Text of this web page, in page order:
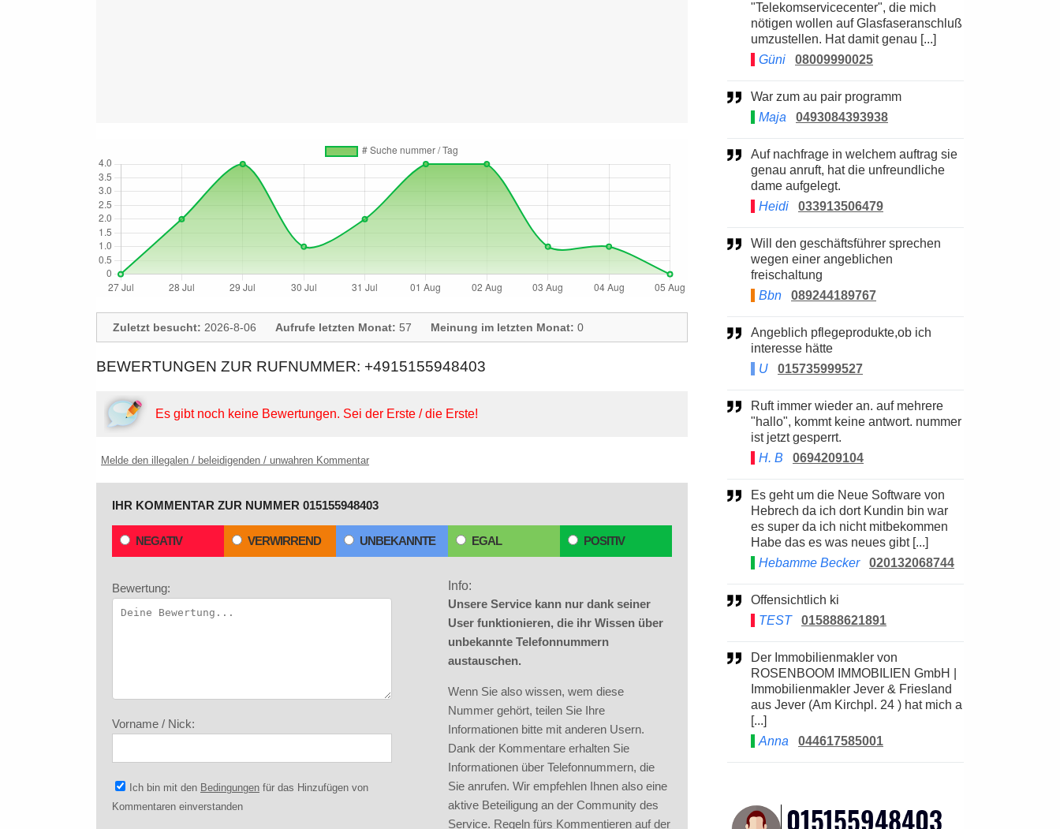
Zuletzt besucht: 2026-8-06 Aufrufe letzten Monat: 57 Meinung im letzten Monat: 0
BEWERTUNGEN ZUR RUFNUMMER: +4915155948403
Es gibt noch keine Bewertungen. Sei der Erste / die Erste!
Melde den illegalen / beleidigenden / unwahren Kommentar
IHR KOMMENTAR ZUR NUMMER 015155948403
NEGATIV VERWIRREND UNBEKANNTE EGAL POSITIV
Bewertung:
Vorname / Nick:
Ich bin mit den Bedingungen für das Hinzufügen von
Kommentaren einverstanden
Info:
Unsere Service kann nur dank seiner
User funktionieren, die ihr Wissen über
unbekannte Telefonnummern
austauschen.
Wenn Sie also wissen, wem diese
Nummer gehört, teilen Sie Ihre
Informationen bitte mit anderen Usern.
Dank der Kommentare erhalten Sie
Informationen über Telefonnummern, die
Sie anrufen. Wir empfehlen Ihnen also eine
aktive Beteiligung an der Community des
Service. Regeln fürs Kommentieren auf der
"Telekomservicecenter", die mich
nötigen wollen auf Glasfaseranschluß
umzustellen. Hat damit genau [...]
Güni
08009990025
War zum au pair programm
Maja
0493084393938
Auf nachfrage in welchem auftrag sie
genau anruft, hat die unfreundliche
dame aufgelegt.
Heidi
033913506479
Will den geschäftsführer sprechen
wegen einer angeblichen
freischaltung
Bbn
089244189767
Angeblich pflegeprodukte,ob ich
interesse hätte
U
015735999527
Ruft immer wieder an. auf mehrere
"hallo", kommt keine antwort. nummer
ist jetzt gesperrt.
H. B
0694209104
Es geht um die Neue Software von
Hebrech da ich dort Kundin bin war
es super da ich nicht mitbekommen
Habe das es was neues gibt [...]
Hebamme Becker
020132068744
Offensichtlich ki
TEST
015888621891
Der Immobilienmakler von
ROSENBOOM IMMOBILIEN GmbH |
Immobilienmakler Jever & Friesland
aus Jever (Am Kirchpl. 24 ) hat mich a
[...]
Anna
044617585001